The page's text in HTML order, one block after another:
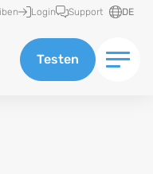
Login Support DE
Testen